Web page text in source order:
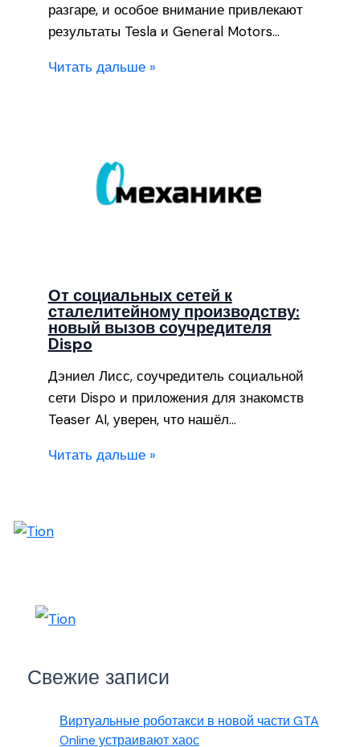
разгаре, и особое внимание привлекают
результаты Tesla и General Motors…
Читать дальше »
От социальных сетей к
сталелитейному производству:
новый вызов соучредителя
Dispo
Дэниел Лисс, соучредитель социальной
сети Dispo и приложения для знакомств
Teaser AI, уверен, что нашёл…
Читать дальше »
Свежие записи
Виртуальные роботакси в новой части GTA
Online устраивают хаос